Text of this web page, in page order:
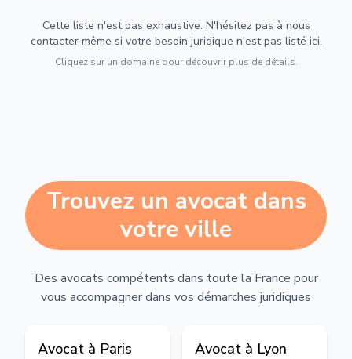
Cette liste n'est pas exhaustive. N'hésitez pas à nous
contacter même si votre besoin juridique n'est pas listé ici.
Cliquez sur un domaine pour découvrir plus de détails.
Trouvez un avocat dans
votre ville
Des avocats compétents dans toute la France pour
vous accompagner dans vos démarches juridiques
Avocat à Paris Avocat à Lyon